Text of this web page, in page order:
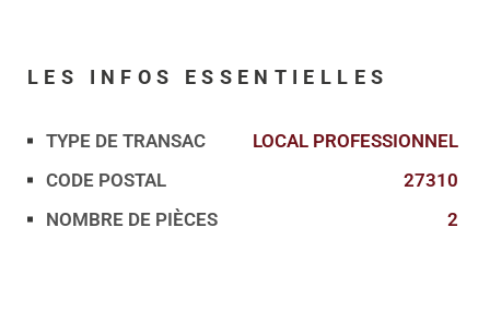
LES INFOS ESSENTIELLES
Caractérisque Valeurs
TYPE DE TRANSAC
LOCAL PROFESSIONNEL
CODE POSTAL
27310
NOMBRE DE PIÈCES
2